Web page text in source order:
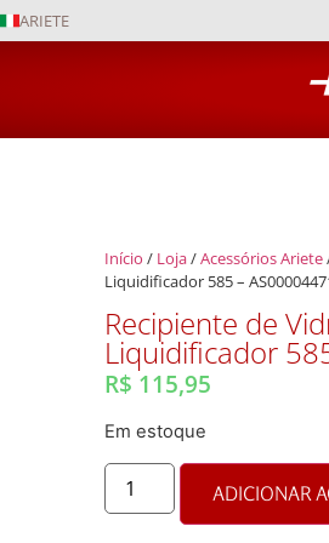
ARIETE
Início / Loja/Acessórios Ariete
Liquidificador 585 –
Recipiente de
Liquidificador
R$ 115,95
Em estoque
ADICIONAR